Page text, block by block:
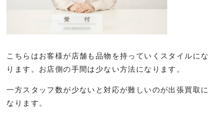
こちらはお客様が店舗も品物を持っていくスタイルにな
ります。お店側の手間は少ない方法になります。
一方スタッフ数が少ないと対応が難しいのが出張買取に
なります。